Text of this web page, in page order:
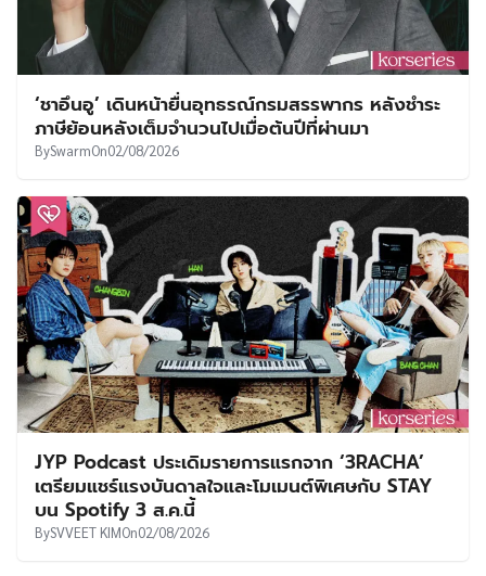
‘ชาอึนอู’ เดินหน้ายื่นอุทธรณ์กรมสรรพากร หลังชำระ
ภาษีย้อนหลังเต็มจำนวนไปเมื่อต้นปีที่ผ่านมา
BySwarmOn02/08/2026
JYP Podcast ประเดิมรายการแรกจาก ‘3RACHA’
เตรียมแชร์แรงบันดาลใจและโมเมนต์พิเศษกับ STAY
บน Spotify 3 ส.ค.นี้
BySVVEET KIMOn02/08/2026